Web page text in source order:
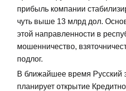
прибыль компании
чуть выше 13 млрд дол.
этой направленности в
мошенничество,
подлог.
В ближайшее время Русский
планирует открытие